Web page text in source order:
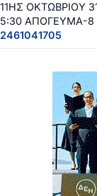
11ΗΣ ΟΚΤΩΒΡΙΟΥ
5:30 ΑΠΟΓΕΥΜΑ-
2461041705